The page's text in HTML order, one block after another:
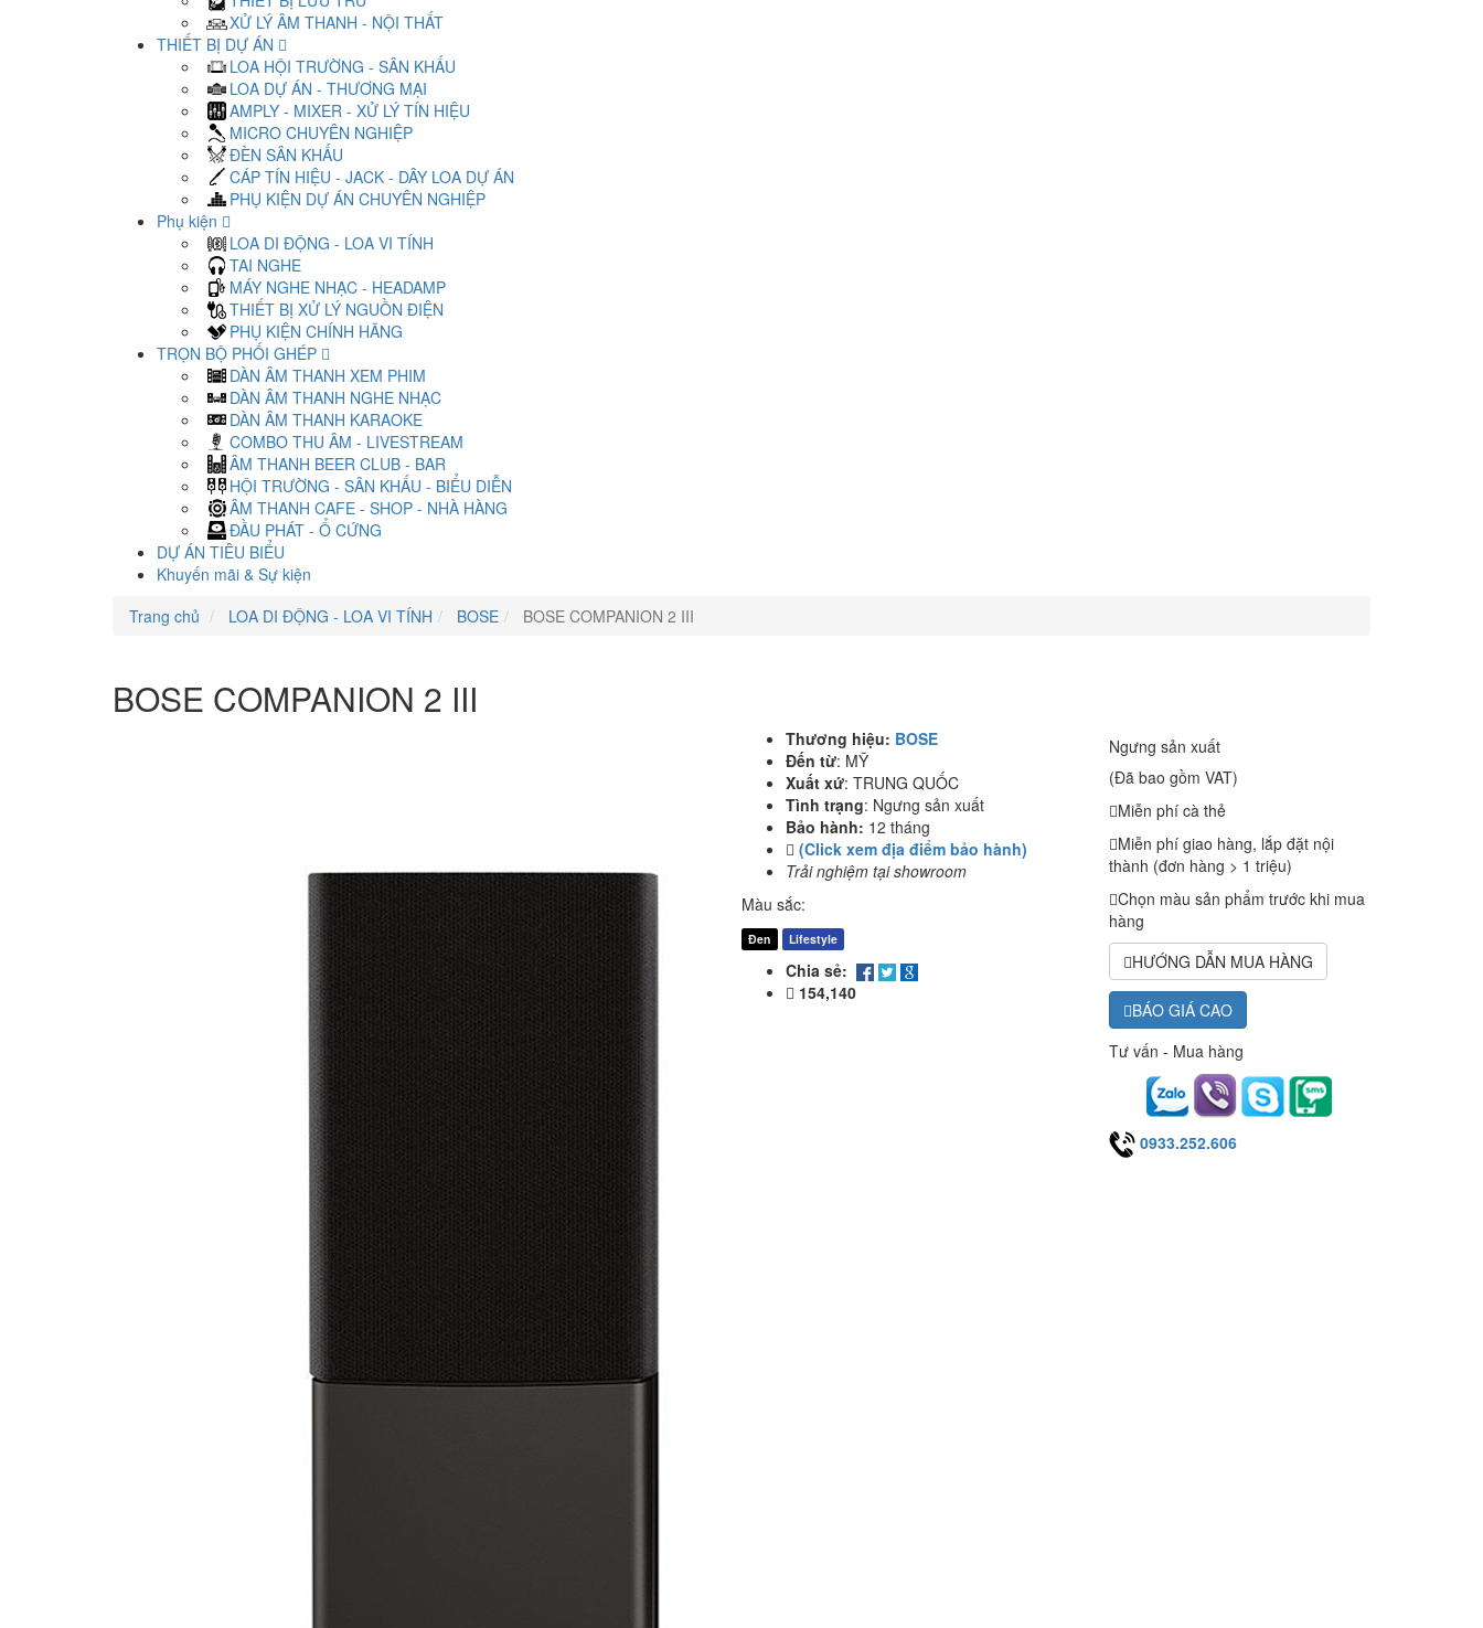
XỬ LÝ ÂM THANH - NỘI THẤT
THIẾT BỊ DỰ ÁN
LOA HỘI TRƯỜNG - SÂN KHẤU
LOA DỰ ÁN - THƯƠNG MẠI
AMPLY - MIXER - XỬ LÝ TÍN HIỆU
MICRO CHUYÊN NGHIỆP
ĐÈN SÂN KHẤU
CÁP TÍN HIỆU - JACK - DÂY LOA DỰ ÁN
PHỤ KIỆN DỰ ÁN CHUYÊN NGHIỆP
Phụ kiện
LOA DI ĐỘNG - LOA VI TÍNH
TAI NGHE
MÁY NGHE NHẠC - HEADAMP
THIẾT BỊ XỬ LÝ NGUỒN ĐIỆN
PHỤ KIỆN CHÍNH HÃNG
TRỌN BỘ PHỐI GHÉP
DÀN ÂM THANH XEM PHIM
DÀN ÂM THANH NGHE NHẠC
DÀN ÂM THANH KARAOKE
COMBO THU ÂM - LIVESTREAM
ÂM THANH BEER CLUB - BAR
HỘI TRƯỜNG - SÂN KHẤU - BIỂU DIỄN
ÂM THANH CAFE - SHOP - NHÀ HÀNG
ĐẦU PHÁT - Ổ CỨNG
DỰ ÁN TIÊU BIỂU
Khuyến mãi & Sự kiện
Trang chủ
LOA DI ĐỘNG - LOA VI TÍNH BOSE BOSE COMPANION 2 III
BOSE COMPANION 2 III
Thương hiệu: BOSE
Đến từ: MỸ
Xuất xứ: TRUNG QUỐC
Tình trạng: Ngưng sản xuất
Bảo hành: 12 tháng
(Click xem địa điểm bảo hành)
Trải nghiệm tại showroom
Màu sắc:
Đen Lifestyle
Chia sẻ:
154,140
Ngưng sản xuất
(Đã bao gồm VAT)
Miễn phí cà thẻ
Miễn phí giao hàng, lắp đặt nội
thành (đơn hàng > 1 triệu)
Chọn màu sản phẩm trước khi mua
hàng
HƯỚNG DẪN MUA HÀNG
BÁO GIÁ CAO
Tư vấn - Mua hàng
0933.252.606